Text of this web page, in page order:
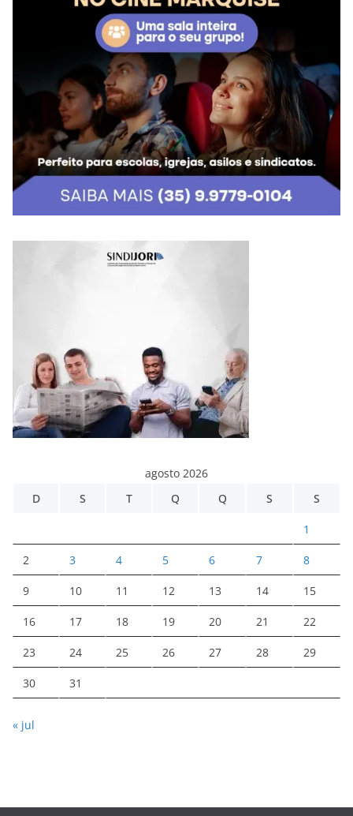
agosto 2026
D
S T Q Q S S
1
2 3 4 5 6 7 8
9 10 11 12 13 14 15
16 17 18 19 20 21 22
23 24 25 26 27 28 29
30 31
« jul